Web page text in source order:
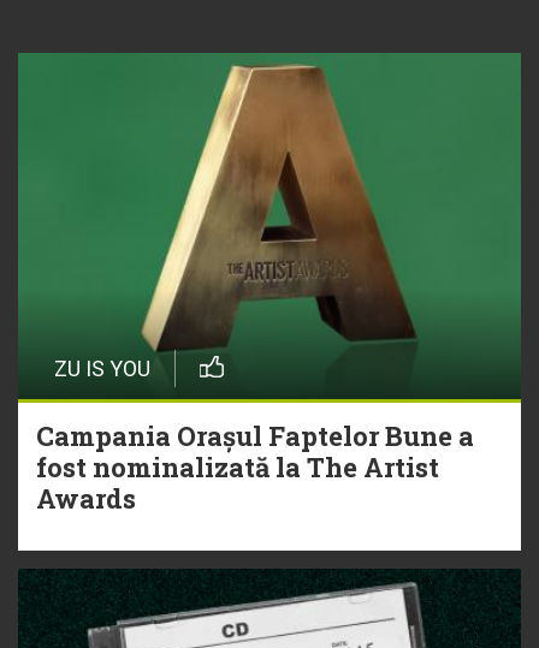
ZU IS YOU
Campania Orașul Faptelor Bune a
fost nominalizată la The Artist
Awards